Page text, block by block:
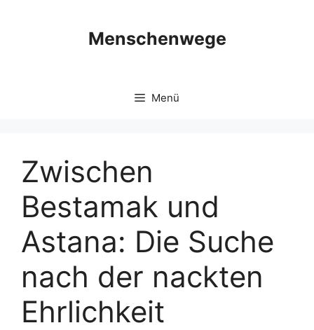
Menschenwege
Menü
Zwischen
Bestamak und
Astana: Die Suche
nach der nackten
Ehrlichkeit